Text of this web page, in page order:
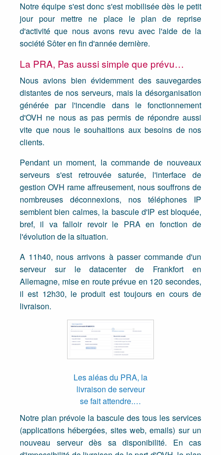
Notre équipe s'est donc s'est mobilisée dès le petit
jour pour mettre ne place le plan de reprise
d'activité que nous avons revu avec l'aide de la
société Sôter en fin d'année dernière.
La PRA, Pas aussi simple que prévu…
Nous avions bien évidemment des sauvegardes
distantes de nos serveurs, mais la désorganisation
générée par l'incendie dans le fonctionnement
d'OVH ne nous as pas permis de répondre aussi
vite que nous le souhaitions aux besoins de nos
clients.
Pendant un moment, la commande de nouveaux
serveurs s'est retrouvée saturée, l'interface de
gestion OVH rame affreusement, nous souffrons de
nombreuses déconnexions, nos téléphones IP
semblent bien calmes, la bascule d'IP est bloquée,
bref, il va falloir revoir le PRA en fonction de
l'évolution de la situation.
A 11h40, nous arrivons à passer commande d'un
serveur sur le datacenter de Frankfort en
Allemagne, mise en route prévue en 120 secondes,
il est 12h30, le produit est toujours en cours de
livraison.
Les aléas du PRA, la
livraison de serveur
se fait attendre.…
Notre plan prévoie la bascule des tous les services
(applications hébergées, sites web, emails) sur un
nouveau serveur dès sa disponibilité. En cas